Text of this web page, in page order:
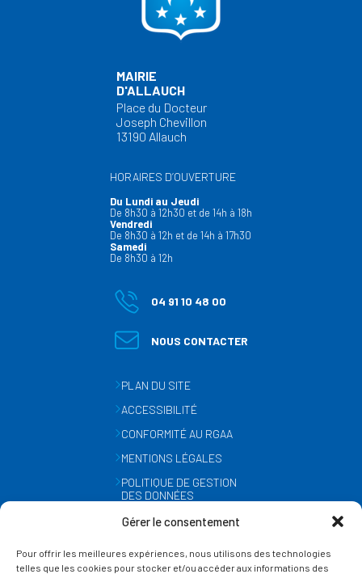
Gérer le consentement
Pour offrir les meilleures expériences, nous utilisons des technologies
telles que les cookies pour stocker et/ou accéder aux informations des
MAIRIE
D'ALLAUCH
Place du Docteur
Joseph Chevillon
13190 Allauch
HORAIRES D’OUVERTURE
Du Lundi au Jeudi
De 8h30 à 12h30 et de 14h à 18h
Vendredi
De 8h30 à 12h et de 14h à 17h30
Samedi
De 8h30 à 12h
04 91 10 48 00
NOUS CONTACTER
PLAN DU SITE
ACCESSIBILITÉ
CONFORMITÉ AU RGAA
MENTIONS LÉGALES
POLITIQUE DE GESTION
DES DONNÉES
GESTION DES COOKIES